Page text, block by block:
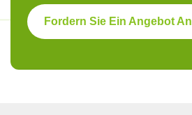
Fordern Sie Ein Angebot An